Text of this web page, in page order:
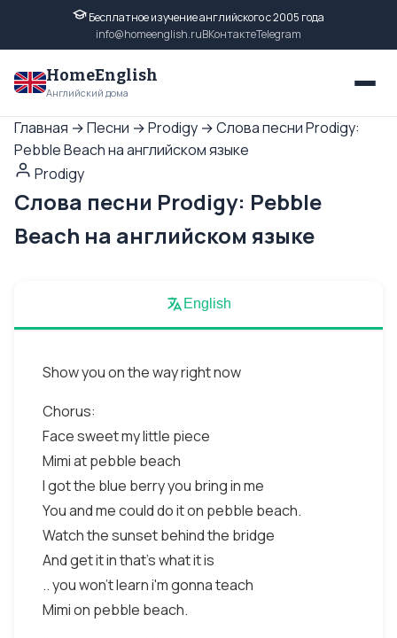
Бесплатное изучение английского с 2005 года
info@homeenglish.ruВКонтактеTelegram
HomeEnglish
Английский дома
Главная →Песни →Prodigy →Слова песни Prodigy:
Pebble Beach на английском языке
Prodigy
Слова песни Prodigy: Pebble
Beach на английском языке
English
Show you on the way right now
Chorus:
Face sweet my little piece
Mimi at pebble beach
I got the blue berry you bring in me
You and me could do it on pebble beach.
Watch the sunset behind the bridge
And get it in that's what it is
.. you won't learn i'm gonna teach
Mimi on pebble beach.